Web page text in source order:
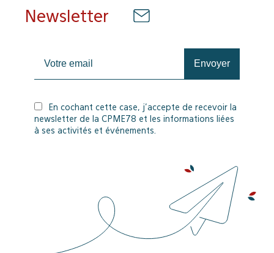
Newsletter
En cochant cette case, j’accepte de recevoir la
newsletter de la CPME78 et les informations liées
à ses activités et événements.